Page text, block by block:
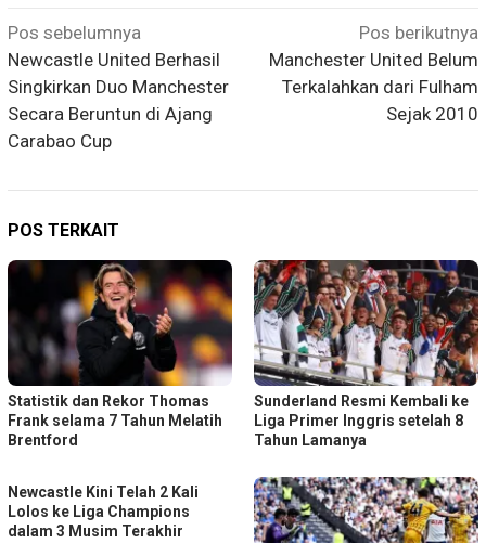
Navigasi
pos
Pos sebelumnya
Newcastle United Berhasil
Singkirkan Duo Manchester
Secara Beruntun di Ajang
Carabao Cup
Pos berikutnya
Manchester United Belum
Terkalahkan dari Fulham
Sejak 2010
POS TERKAIT
Statistik dan Rekor Thomas
Frank selama 7 Tahun Melatih
Brentford
Sunderland Resmi Kembali ke
Liga Primer Inggris setelah 8
Tahun Lamanya
Newcastle Kini Telah 2 Kali
Lolos ke Liga Champions
dalam 3 Musim Terakhir